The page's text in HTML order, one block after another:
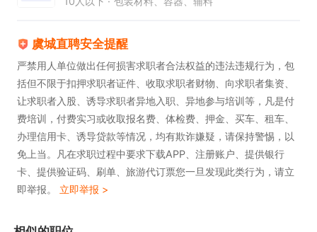
薪资待遇：4500-5500，提供免费培训，诚邀优秀的
上发挥您的专业技能，实现自我价值。
虞城直聘安全提醒
严禁用人单位做出任何损害求职者合法权益的违法违规行为，包
括但不限于扣押求职者证件、收取求职者财物、向求职者集资、
让求职者入股、诱导求职者异地入职、异地参与培训等，凡是付
费培训，付费实习或收取报名费、体检费、押金、买车、租车、
办理信用卡、诱导贷款等情况，均有欺诈嫌疑，请保持警惕，以
免上当。凡在求职过程中要求下载APP、注册账户、提供银行
卡、提供验证码、刷单、旅游代订票您一旦发现此类行为，请立
即举报。 立即举报 >